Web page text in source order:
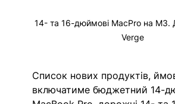
14- та 16-дюймові MacPro на
Verge
Список нових продуктів,
включатиме бюджетний 14-